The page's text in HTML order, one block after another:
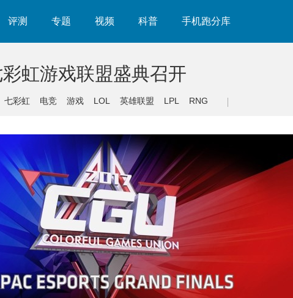
评测 专题 视频 科普 手机跑分库
虹游戏联盟盛典召开
七彩虹 电竞 游戏 LOL 英雄联盟 LPL RNG